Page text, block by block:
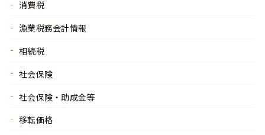
消費税
漁業税務会計情報
相続税
社会保険
社会保険・助成金等
移転価格